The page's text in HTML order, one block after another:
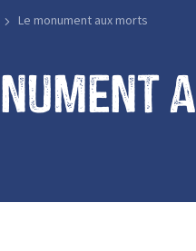
Le monument aux morts